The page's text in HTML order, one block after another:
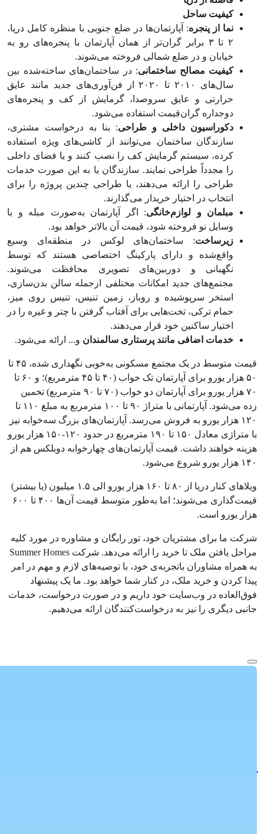
کیفیت ساحل
نما از پنجره: آپارتمان‌ها در ضلع جنوبی با منظره کامل دریا،
۲ تا ۳ برابر گران‌تر از همان آپارتمان با پنجره‌های رو به
خیابان و در ضلع شمالی فروخته می‌شوند.
کیفیت مصالح ساختمانی: در ساختمان‌های ساخته‌شده بین
سال‌های ۲۰۱۰ تا ۲۰۲۰ از فن‌آوری‌های جدید مانند عایق
حرارتی و عایق سروصدا، گرمایش از کف و پنجره‌های
دوجداره گران‌قیمت استفاده می‌شود.
دکوراسیون داخلی و طراحی: بنا به درخواست مشتری،
سازندگان ساختمان می‌توانند از کاشی‌های ویژه استفاده
کرده، سیستم گرمایش کف را نصب کنند و یا فضای داخلی
را مجدداً طراحی نمایند. سازندگان یا به این صورت خدمات
طراحی را ارائه می‌دهند، یا طراحی چندین پروژه را برای
انتخاب در اختیار خریدار می‌گذارند.
مبلمان و لوازم‌خانگی: اگر آپارتمان به‌صورت مبله و با
وسایل نو فروخته شود، قیمت آن بالاتر خواهد بود.
زیرساخت: ساختمان‌های لوکس در منطقه‌ای وسیع
واقع‌شده و دارای پارکینگ اختصاصی هستند که توسط
نگهبانی و دوربین‌های تصویری محافظت می‌شوند.
مجتمع‌های جدید امکانات مختلفی ازجمله سالن بدن‌سازی،
استخر سرپوشیده و روباز، زمین تنیس، تنیس روی میز،
حمام ترکی، تخت‌هایی برای آفتاب گرفتن با چتر و غیره را در
اختیار ساکنین خود قرار می‌دهند.
خدمات اضافی مانند پرستاری سالمندان و... ارائه می‌شود.
قیمت متوسط ​​در یک مجتمع مسکونی به‌خوبی نگهداری شده، ۴۵ تا
۵۰ هزار یورو برای آپارتمان تک خواب (۴۰ تا ۴۵ مترمربع)؛ و ۶۰ تا
۷۰ هزار یورو برای آپارتمان دو خواب (۷۰ تا ۹۰ مترمربع) تخمین
زده می‌شود. آپارتمانی با متراژ ۹۰ تا ۱۰۰ مترمربع به مبلغ ۱۱۰ تا
۱۲۰ هزار یورو به فروش می‌رسد. آپارتمان‌های بزرگ سه‌خوابه نیز
با متراژی معادل ۱۵۰ تا ۱۹۰ مترمربع در حدود ۱۲۰-۱۵۰ هزار یورو
هزینه خواهند داشت. قیمت آپارتمان‌های چهارخوابه دوبلکس هم از
۱۴۰ هزار یورو شروع می‌شود.
ویلاهای کنار دریا از ۸۰ تا ۱۶۰ هزار یورو الی ۱.۵ میلیون (یا بیشتر)
قیمت‌گذاری می‌شوند؛ اما به‌طور متوسط ​​قیمت آن‌ها ۴۰۰ تا ۶۰۰
هزار یورو است.
شرکت ما برای مشتریان خود، تور رایگان و مشاوره در مورد کلیه
مراحل یافتن ملک تا خرید را ارائه می‌دهد. شرکت Summer Homes
به همراه مشاوران باتجربه‌ی خود، با توصیه‌های لازم و مهم در امر
پیدا کردن و خرید ملک، در کنار شما خواهد بود. ما یک پیشنهاد
فوق‌العاده در وب‌سایت خود داریم و در صورت درخواست، خدمات
جانبی دیگری را نیز به درخواست‌کنندگان ارائه می‌دهیم.
A225
قیمت